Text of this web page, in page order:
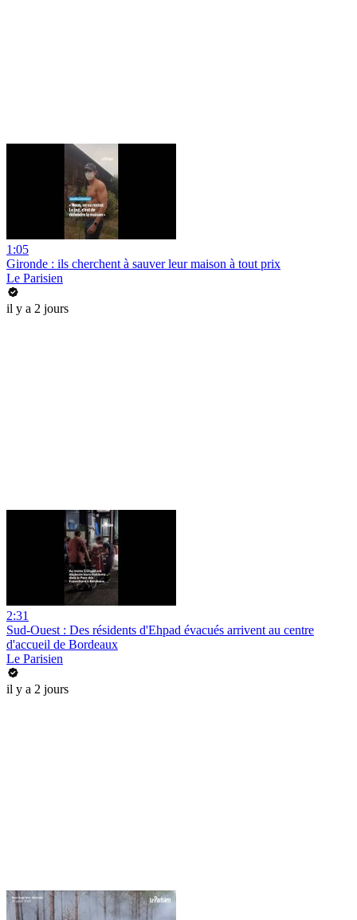
1:05
Gironde : ils cherchent à sauver leur maison à tout prix
Le Parisien
il y a 2 jours
2:31
Sud-Ouest : Des résidents d'Ehpad évacués arrivent au centre
d'accueil de Bordeaux
Le Parisien
il y a 2 jours